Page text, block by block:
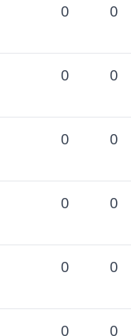
0 0
0 0
0 0
0 0
0 0
0 0